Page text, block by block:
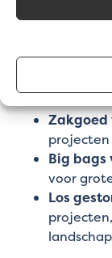
Of je nu een
hebt,
verpakkingen:
Zakgoed
Big bags
voor
Los